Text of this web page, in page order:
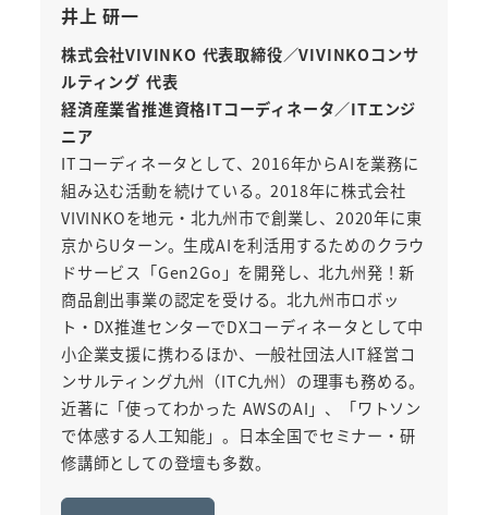
井上 研一
株式会社VIVINKO 代表取締役／VIVINKOコンサ
ルティング 代表
経済産業省推進資格ITコーディネータ／ITエンジ
ニア
ITコーディネータとして、2016年からAIを業務に
組み込む活動を続けている。2018年に株式会社
VIVINKOを地元・北九州市で創業し、2020年に東
京からUターン。生成AIを利活用するためのクラウ
ドサービス「Gen2Go」を開発し、北九州発！新
商品創出事業の認定を受ける。北九州市ロボッ
ト・DX推進センターでDXコーディネータとして中
小企業支援に携わるほか、一般社団法人IT経営コ
ンサルティング九州（ITC九州）の理事も務める。
近著に「使ってわかった AWSのAI」、「ワトソン
で体感する人工知能」。日本全国でセミナー・研
修講師としての登壇も多数。